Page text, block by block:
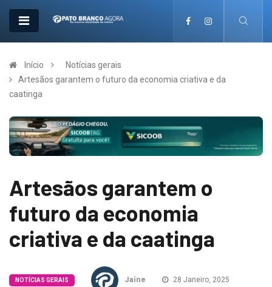
Início
Notícias gerais
Artesãos garantem o futuro da economia criativa e da
caatinga
Artesãos garantem o
futuro da economia
criativa e da caatinga
NOTÍCIAS GERAIS Jaine 28 Janeiro, 2025